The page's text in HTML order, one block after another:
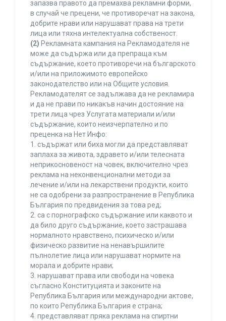
запазва правото да премахва рекламни форми,
в случай че прецени, че противоречат на закона,
добрите нрави или нарушават права на трети
лица или тяхна интелектуална собственост.
(2) Рекламната кампания на Рекламодателя не
може да съдържа или да препраща към
съдържание, което противоречи на българското
и/или на приложимото европейско
законодателство или на Общите условия.
Рекламодателят се задължава да не рекламира
и да не прави по никакъв начин достояние на
трети лица чрез Услугата материали и/или
съдържание, които неизчерпателно и по
преценка на Нет Инфо:
1. съдържат или биха могли да представляват
заплаха за живота, здравето и/или телесната
неприкосновеност на човек, включително чрез
реклама на неконвенционални методи за
лечение и/или на лекарствени продукти, които
не са одобрени за разпространение в Република
България по предвидения за това ред;
2. са с порнографско съдържание или каквото и
да било друго съдържание, което застрашава
нормалното нравствено, психическо и/или
физическо развитие на ненавършилите
пълнолетие лица или нарушават нормите на
морала и добрите нрави;
3. нарушават права или свободи на човека
съгласно Конституцията и законите на
Република България или международни актове,
по които Република България е страна;
4. представляват пряка реклама на спиртни